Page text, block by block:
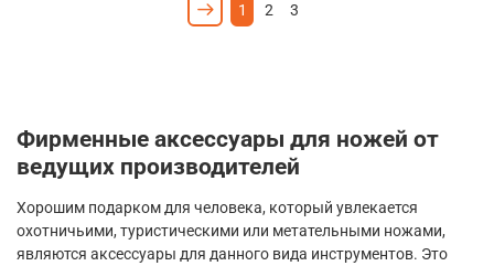
1 2 3
Фирменные аксессуары для ножей от
ведущих производителей
Хорошим подарком для человека, который увлекается
охотничьими, туристическими или метательными ножами,
являются аксессуары для данного вида инструментов. Это